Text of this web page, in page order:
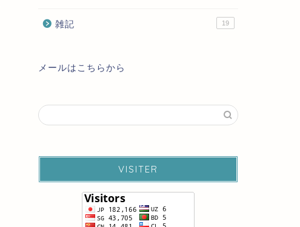
雑記 19
メールはこちらから
VISITER